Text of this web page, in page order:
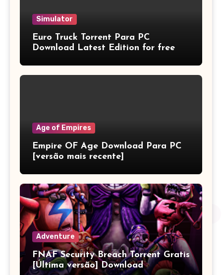
Simulator
Euro Truck Torrent Para PC
Download Latest Edition for free
Age of Empires
Empire OF Age Download Para PC
[versão mais recente]
Adventure
FNAF Security Breach Torrent Gratis
[Última versão] Download